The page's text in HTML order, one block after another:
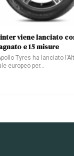
viene lanciato
e 15 misure
Tyres ha lanciato
europeo per…